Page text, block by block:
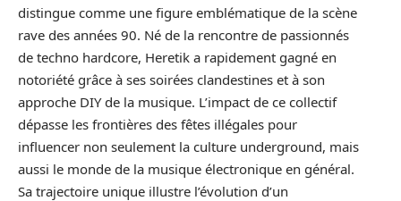
distingue comme une figure emblématique de la scène
rave des années 90. Né de la rencontre de passionnés
de techno hardcore, Heretik a rapidement gagné en
notoriété grâce à ses soirées clandestines et à son
approche DIY de la musique. L’impact de ce collectif
dépasse les frontières des fêtes illégales pour
influencer non seulement la culture underground, mais
aussi le monde de la musique électronique en général.
Sa trajectoire unique illustre l’évolution d’un